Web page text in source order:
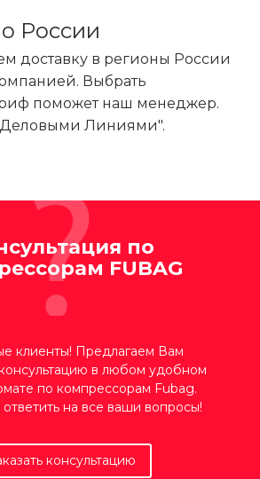
России
доставку в регионы России
Выбрать
поможет наш менеджер.
Линиями".
по
FUBAG
клиенты! Предлагаем Вам
в любом удобном
по компрессорам Fubag.
на все ваши вопросы!
консультацию